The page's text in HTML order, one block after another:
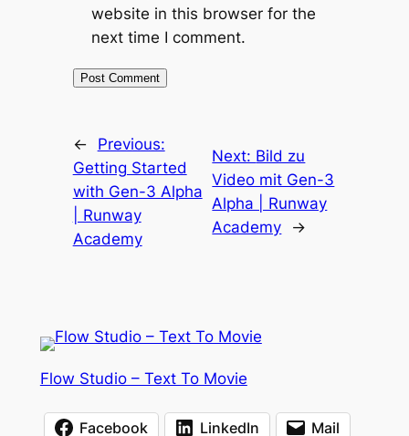
website in this browser for the
next time I comment.
←
Previous:
Getting Started
with Gen-3 Alpha
| Runway
Academy
Next: Bild zu
Video mit Gen-3
Alpha | Runway
Academy
→
Flow Studio – Text To Movie
Facebook LinkedIn Mail